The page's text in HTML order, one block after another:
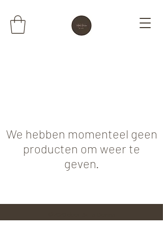
We hebben momenteel geen
producten om weer te
geven.